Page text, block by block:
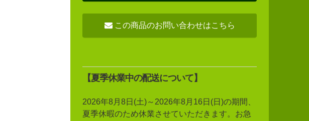
この商品のお問い合わせはこちら
【夏季休業中の配送について】
2026年8月8日(土)～2026年8月16日(日)の期間、
夏季休暇のため休業させていただきます。お急